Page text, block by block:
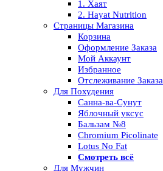
1. Хаят
2. Hayat Nutrition
Страницы Магазина
Корзина
Оформление Заказа
Мой Аккаунт
Избранное
Отслеживание Заказа
Для Похудения
Санна-ва-Сунут
Яблочный уксус
Бальзам №8
Chromium Picolinate
Lotus No Fat
Смотреть всё
Для Мужчин